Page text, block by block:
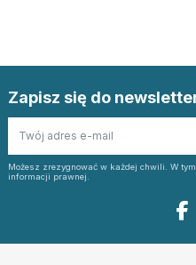
Zapisz się do
Możesz zrezygnować w każdej chwili. W
informacji prawnej.